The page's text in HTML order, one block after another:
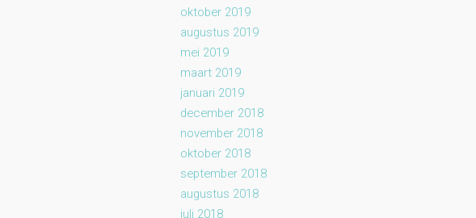
oktober 2019
augustus 2019
mei 2019
maart 2019
januari 2019
december 2018
november 2018
oktober 2018
september 2018
augustus 2018
juli 2018